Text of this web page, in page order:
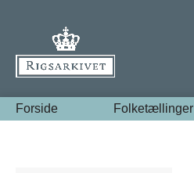
Forside Folketællinger